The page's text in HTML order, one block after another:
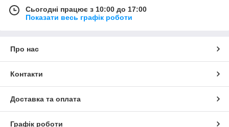
Сьогодні працює з 10:00 до 17:00
Показати весь графік роботи
Про нас
Контакти
Доставка та оплата
Графік роботи